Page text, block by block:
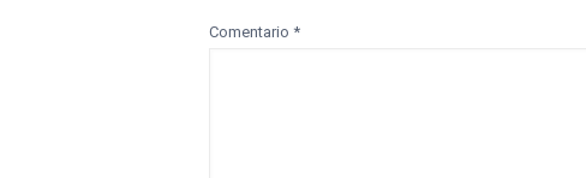
Comentario *